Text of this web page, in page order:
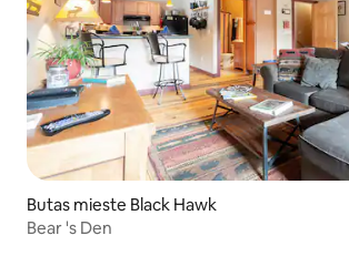
Butas mieste Black Hawk
Bear 's Den